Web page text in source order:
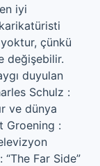
iyi
çünkü
değişebilir.
duyulan
Schulz :
ve dünya
Groening :
“The Far Side”